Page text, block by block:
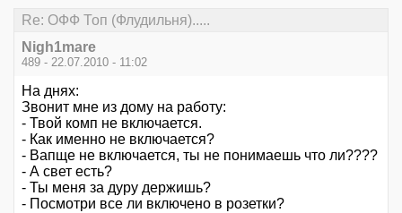
Re: ОФФ Топ (Флудильня).....
Nigh1mare
489 - 22.07.2010 - 11:02
На днях:
Звонит мне из дому на работу:
- Твой комп не включается.
- Как именно не включается?
- Вапще не включается, ты не понимаешь что ли????
- А свет есть?
- Ты меня за дуру держишь?
- Посмотри все ли включено в розетки?